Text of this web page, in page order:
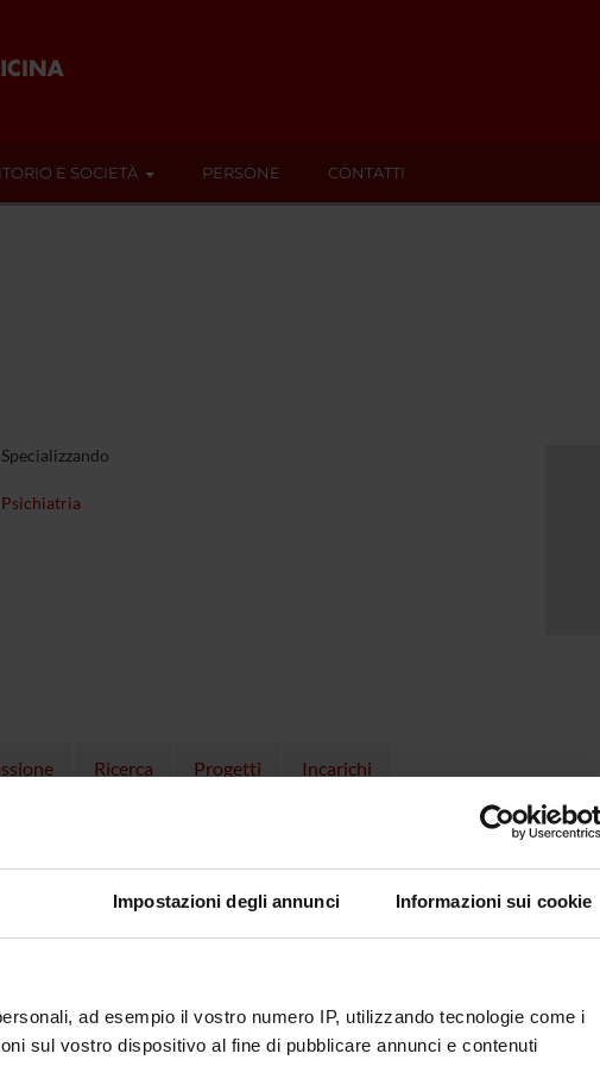
Impostazioni degli annunci Informazioni sui cookie
ad esempio il vostro numero IP, utilizzando tecnologie come i
sul vostro dispositivo al fine di pubblicare annunci e contenuti
E SOCIETÀ PERSONE CONTATTI
Specializzando
Psichiatria
Ricerca Progetti Incarichi
selezionato:0.